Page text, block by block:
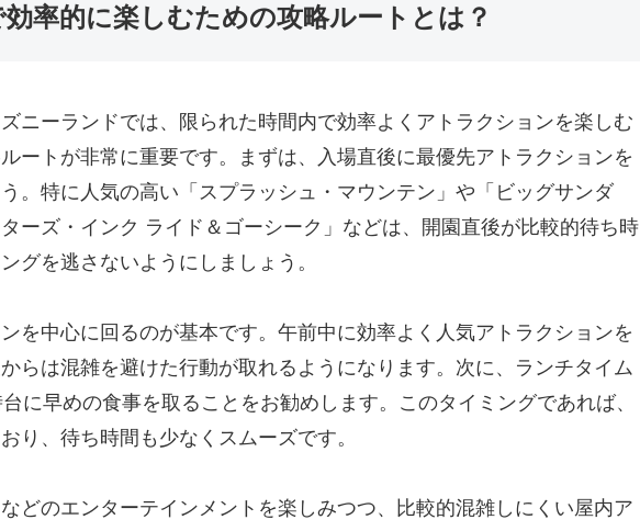
率的に楽しむための攻略ルートとは？
ニーランドでは、限られた時間内で効率よくアトラクションを楽しむ
ートが非常に重要です。まずは、入場直後に最優先アトラクションを
。特に人気の高い「スプラッシュ・マウンテン」や「ビッグサンダ
ーズ・インク ライド＆ゴーシーク」などは、開園直後が比較的待ち時
グを逃さないようにしましょう。
を中心に回るのが基本です。午前中に効率よく人気アトラクションを
らは混雑を避けた行動が取れるようになります。次に、ランチタイム
に早めの食事を取ることをお勧めします。このタイミングであれば、
り、待ち時間も少なくスムーズです。
どのエンターテインメントを楽しみつつ、比較的混雑しにくい屋内ア